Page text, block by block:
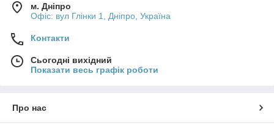
м. Дніпро
Офіс: вул Глінки 1, Дніпро, Україна
Контакти
Сьогодні вихідний
Показати весь графік роботи
Про нас